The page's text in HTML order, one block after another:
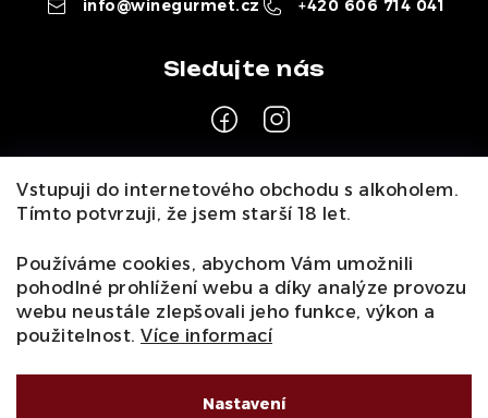
Vstupuji do internetového obchodu s alkoholem.
Tímto potvrzuji, že jsem starší 18 let.
Používáme cookies, abychom Vám umožnili
pohodlné prohlížení webu a díky analýze provozu
webu neustále zlepšovali jeho funkce, výkon a
použitelnost. Více informací
Nastavení
info@winegurmet.cz +420 606 714 041
Z
á
a
Pro zákazníky
O násNaši vinařiKontaktyWineclubKariéraB2B
Vinné zážitky
Informace